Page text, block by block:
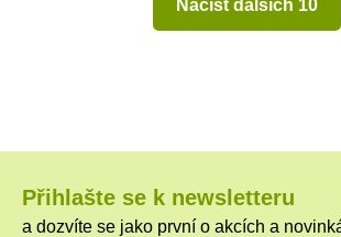
Načíst dalších 10
Přihlašte se k newsletteru
a dozvíte se jako první o akcích a